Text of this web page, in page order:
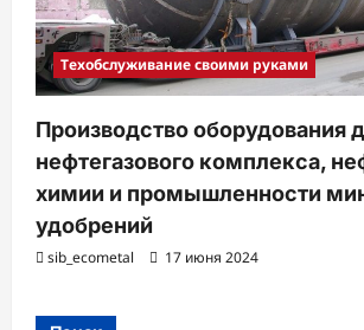
Техобслуживание своими руками
Производство оборудования
нефтегазового комплекса,
химии и промышленности
удобрений
sib_ecometal 17 июня 2024